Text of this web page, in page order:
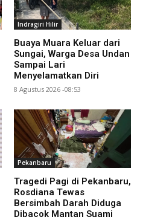
Indragiri Hilir
Buaya Muara Keluar dari
Sungai, Warga Desa Undan
Sampai Lari
Menyelamatkan Diri
8 Agustus 2026 -08:53
Pekanbaru
Tragedi Pagi di Pekanbaru,
Rosdiana Tewas
Bersimbah Darah Diduga
Dibacok Mantan Suami